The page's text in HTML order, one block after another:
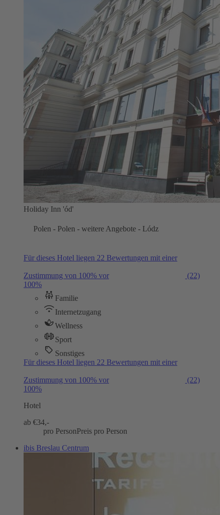
Holiday Inn 'ód'
Polen - Polen - weitere Angebote - Lódz
Für dieses Hotel liegen 22 Bewertungen mit einer
Zustimmung von 100% vor
(22)
100%
Familie
Internetzugang
Wellness
Sport
Sonstiges
Für dieses Hotel liegen 22 Bewertungen mit einer
Zustimmung von 100% vor
(22)
100%
Hotel
ab €34,-
pro PersonPreis pro Person
ibis Breslau Centrum